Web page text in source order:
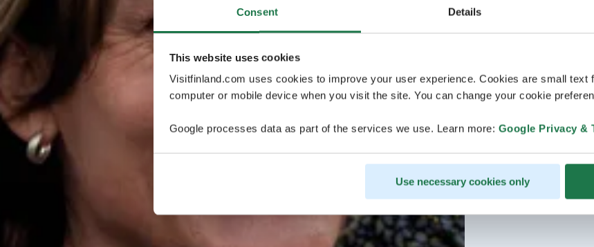
Consent Details
This website uses cookies
Visitfinland.com uses cookies to improve your user experience. Cookies are small text
computer or mobile device when you visit the site. You can change your cookie
Google processes data as part of the services we use. Learn more: Google Privacy &
Use necessary cookies only